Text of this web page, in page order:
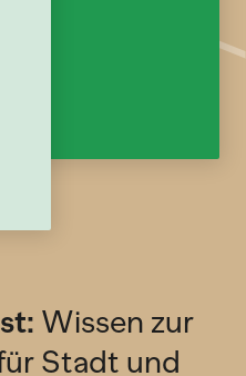
Wissen zur
Stadt und